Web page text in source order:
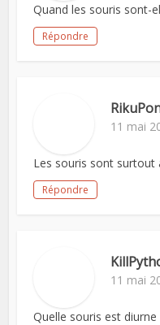
Quand les souris sont-
Répondre
11 mai
Les souris sont surtout
Répondre
11 mai
Quelle souris est